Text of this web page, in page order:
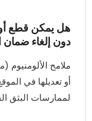
هل يمكن قطع أو
دون إلغاء ضمان
أو تعديلها في
لممارسات البثق